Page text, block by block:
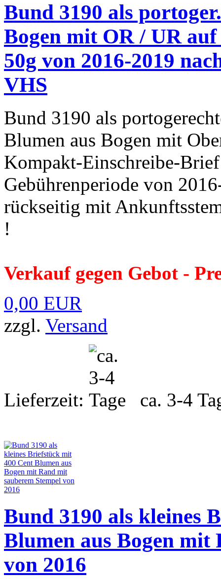
Bund 3190 als
Bogen mit OR / UR
50g von 2016-2019
VHS
Bund 3190 als
Blumen aus Bogen mit
Kompakt-Einschreibe-
Gebührenperiode von
rückseitig mit
!
Verkauf gegen Gebot -
0,00 EUR
zzgl. Versand
Lieferzeit: ca. 3-4
Bund 3190 als kleines
Blumen aus Bogen mit
von 2016